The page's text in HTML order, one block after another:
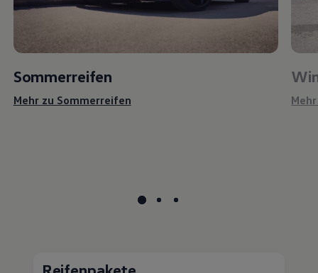
Sommerreifen
Mehr zu Sommerreifen